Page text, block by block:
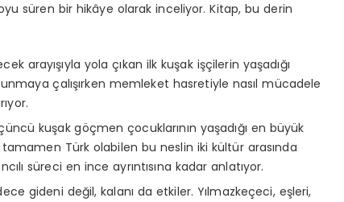
süren bir hikâye olarak inceliyor. Kitap, bu derin
arayışıyla yola çıkan ilk kuşak işçilerin yaşadığı
çalışırken memleket hasretiyle nasıl mücadele
kuşak göçmen çocuklarının yaşadığı en büyük
Türk olabilen bu neslin iki kültür arasında
süreci en ince ayrıntısına kadar anlatıyor.
gideni değil, kalanı da etkiler. Yılmazkeçeci, eşleri,